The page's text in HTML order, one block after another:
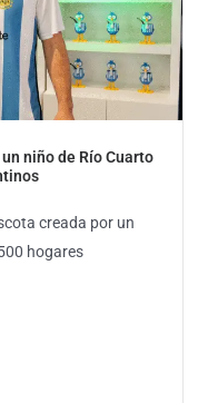
niño de Río Cuarto
creada por un
hogares